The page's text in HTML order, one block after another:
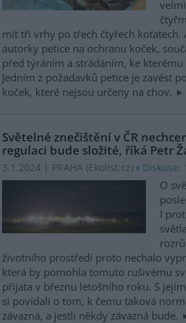
mít tři vrhy po třech čtyřech koťatech.
autorky petice na ochranu koček,
před týráním a strádáním, ke
Jedním z požadavků petice je zavést
koček, které nejsou určeny na chov.
Světelné znečištění v ČR
regulaci bude složité, říká Petr
3.1.2024 | PRAHA (Ekolist.cz) Diskuse:
O
I
životního prostředí proto nechalo
která by pomohla tomuto rušivému
přijata v březnu letošního roku. S
si povídali o tom, k čemu taková
závazná, a jestli někdy závazná bude.